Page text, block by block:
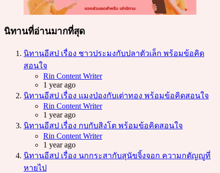
นิทานที่อ่านมากที่สุด
นิทานอีสป เรื่อง ชาวประมงกับปลาตัวเล็ก พร้อมข้อคิด
สอนใจ
Posted
Rin Content Writer
1 year ago
นิทานอีสป เรื่อง แมงป่องกับเต่าทอง พร้อมข้อคิดสอนใจ
Posted
Rin Content Writer
1 year ago
นิทานอีสป เรื่อง กบกับสิงโต พร้อมข้อคิดสอนใจ
Posted
Rin Content Writer
1 year ago
นิทานอีสป เรื่อง นกกระสากับสุนัขจิ้งจอก ความกตัญญูที่
หายไป